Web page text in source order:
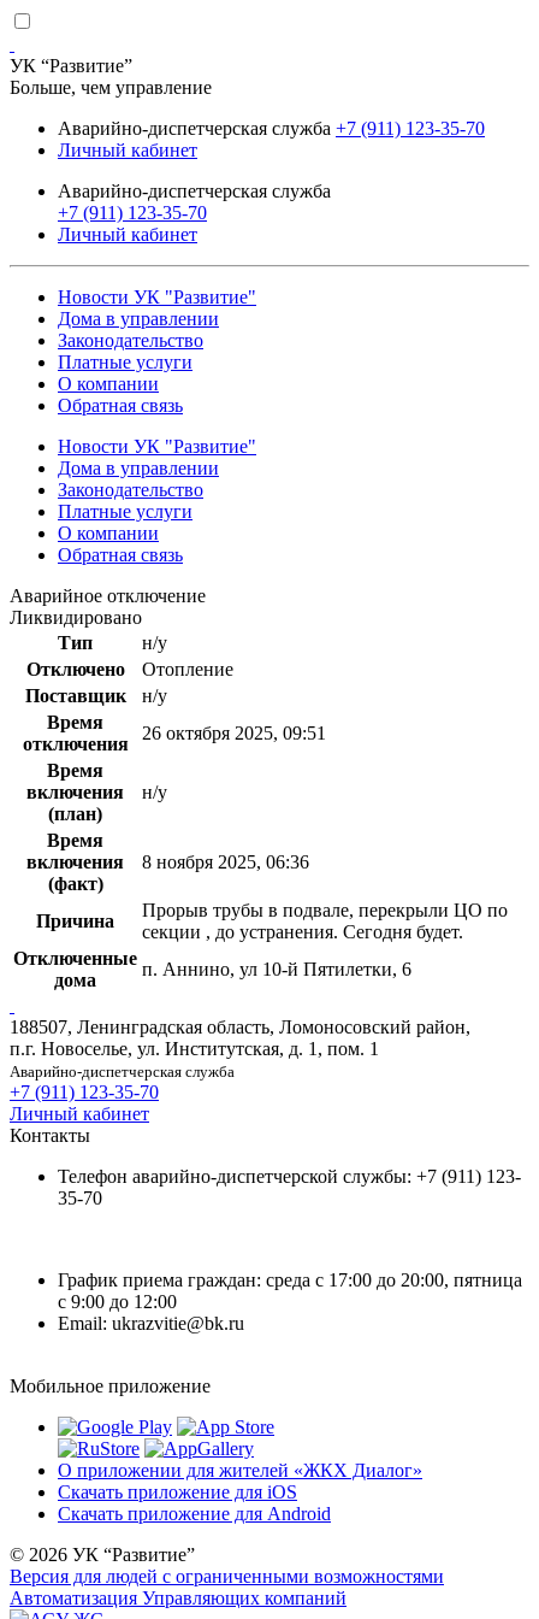
УК “Развитие”
Больше, чем управление
Аварийно-диспетчерская служба +7 (911) 123-35-70
Личный кабинет
Аварийно-диспетчерская служба
+7 (911) 123-35-70
Личный кабинет
Новости УК "Развитие"
Дома в управлении
Законодательство
Платные услуги
О компании
Обратная связь
Новости УК "Развитие"
Дома в управлении
Законодательство
Платные услуги
О компании
Обратная связь
Аварийное отключение
Ликвидировано
Тип
н/у
Отключено
Отопление
Поставщик
н/у
Время
отключения
26 октября 2025, 09:51
Время
включения
(план)
н/у
Время
включения
(факт)
8 ноября 2025, 06:36
Причина
Прорыв трубы в подвале, перекрыли ЦО по
секции , до устранения. Сегодня будет.
Отключенные
дома
п. Аннино, ул 10-й Пятилетки, 6
188507, Ленинградская область, Ломоносовский район,
п.г. Новоселье, ул. Институтская, д. 1, пом. 1
Аварийно-диспетчерская служба
+7 (911) 123-35-70
Личный кабинет
Контакты
Телефон аварийно-диспетчерской службы: +7 (911) 123-
35-70
График приема граждан: среда с 17:00 до 20:00, пятница
с 9:00 до 12:00
Email: ukrazvitie@bk.ru
Мобильное приложение
О приложении для жителей «ЖКХ Диалог»
Скачать приложение для iOS
Скачать приложение для Android
© 2026 УК “Развитие”
Версия для людей с ограниченными возможностями
Автоматизация Управляющих компаний